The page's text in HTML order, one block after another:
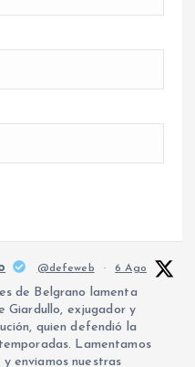
@defeweb · 6 Ago
de Belgrano lamenta
Giardullo, exjugador y
quien defendió la
Lamentamos
enviamos nuestras